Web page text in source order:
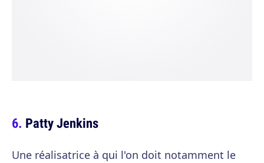
Patty Jenkins
Une réalisatrice à qui l'on doit notamment le